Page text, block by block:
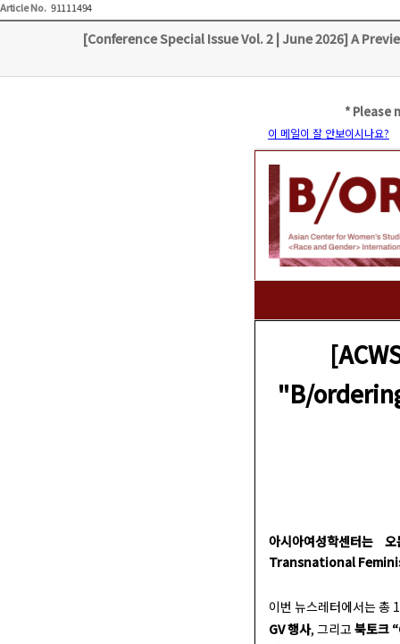
Article No. 91111494
[Conference Special Issue Vol. 2 | June 2026] A
* Please
이 메일이 잘 안보이시나요?
"B/
아시아여성학센터
Transnational
이번 뉴스레터에서는 총
GV 행사, 그리고 북토크